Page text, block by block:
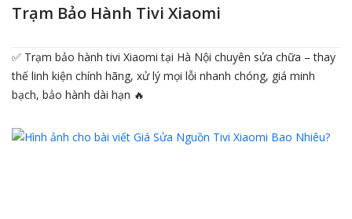
Trạm Bảo Hành Tivi Xiaomi
✅ Trạm bảo hành tivi Xiaomi tại Hà Nội chuyên sửa chữa – thay
thế linh kiện chính hãng, xử lý mọi lỗi nhanh chóng, giá minh
bạch, bảo hành dài hạn 🔥